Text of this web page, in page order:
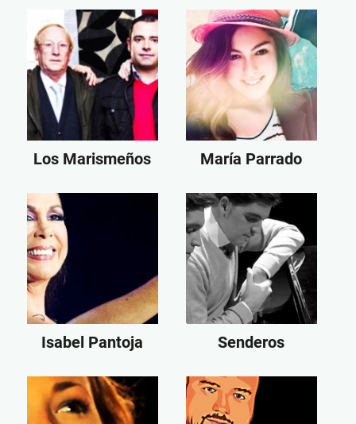
Los Marismeños María Parrado
Isabel Pantoja Senderos